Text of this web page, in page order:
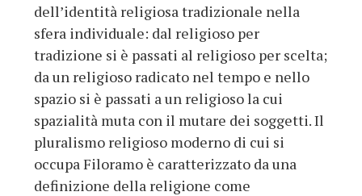
dell’identità religiosa tradizionale nella
sfera individuale: dal religioso per
tradizione si è passati al religioso per scelta;
da un religioso radicato nel tempo e nello
spazio si è passati a un religioso la cui
spazialità muta con il mutare dei soggetti. Il
pluralismo religioso moderno di cui si
occupa Filoramo è caratterizzato da una
definizione della religione come